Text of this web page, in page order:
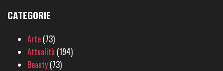
CATEGORIE
Arte (73)
Attualità (194)
Beauty (73)